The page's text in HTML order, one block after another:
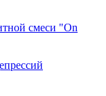
смеси "On